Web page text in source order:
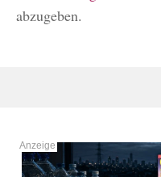
abzugeben.